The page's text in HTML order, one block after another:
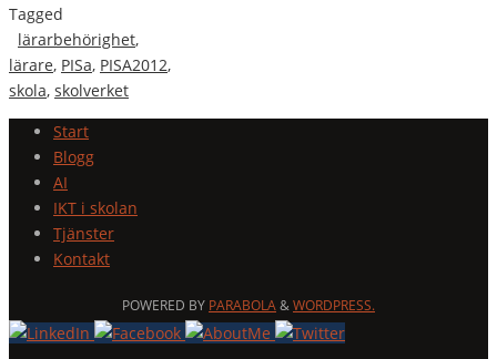
Tagged
lärarbehörighet,
lärare, PISa, PISA2012,
skola, skolverket
Start
Blogg
AI
IKT i skolan
Tjänster
Kontakt
POWERED BY PARABOLA&WORDPRESS.